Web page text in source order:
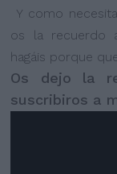
Y como
os la recuerdo
hagáis porque
Os dejo la
suscribiros a